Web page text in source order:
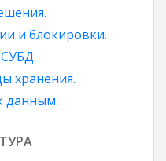
ния.
и блокировки.
.
хранения.
данным.